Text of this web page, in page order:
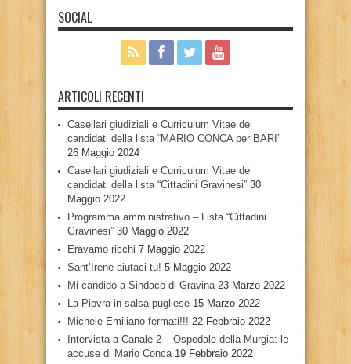
SOCIAL
ARTICOLI RECENTI
Casellari giudiziali e Curriculum Vitae dei
candidati della lista “MARIO CONCA per BARI”
26 Maggio 2024
Casellari giudiziali e Curriculum Vitae dei
candidati della lista “Cittadini Gravinesi” 30
Maggio 2022
Programma amministrativo – Lista “Cittadini
Gravinesi” 30 Maggio 2022
Eravamo ricchi 7 Maggio 2022
Sant’Irene aiutaci tu! 5 Maggio 2022
Mi candido a Sindaco di Gravina 23 Marzo 2022
La Piovra in salsa pugliese 15 Marzo 2022
Michele Emiliano fermati!!! 22 Febbraio 2022
Intervista a Canale 2 – Ospedale della Murgia: le
accuse di Mario Conca 19 Febbraio 2022